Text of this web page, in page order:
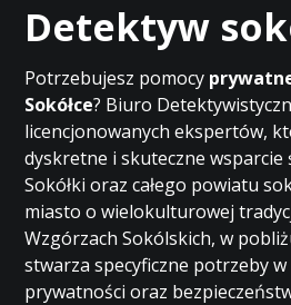
Detektyw
Potrzebujesz pomocy
Sokółce? Biuro
licencjonowanych ekspertów,
dyskretne i skuteczne wsparcie
Sokółki oraz całego powiatu
miasto o wielokulturowej
Wzgórzach Sokólskich, w
stwarza specyficzne potrzeby
prywatności oraz